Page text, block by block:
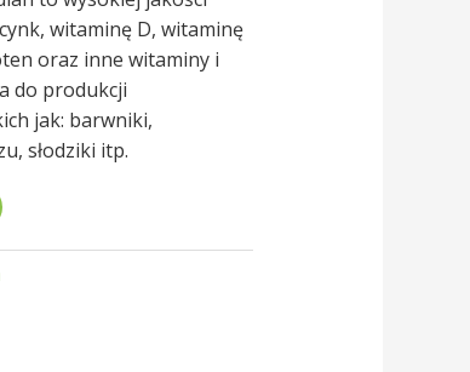
witaminę D, witaminę
oraz inne witaminy i
do produkcji
jak: barwniki,
słodziki itp.